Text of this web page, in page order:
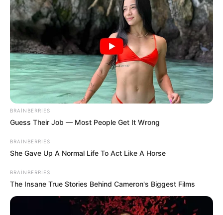
Bizi Facebook-da
izləyin
Bizi Twitter-da
izləyin
Bizə yazın: (+99450) 247 90 86
ƏLAQƏLI MÖVZULAR
"Yer kürəsinin cazibəsi bu tarixdə 7
saniyə yox olacaq"- İddia
06 Avqust 2026, 23:27
BRAINBERRIES
Guess Their Job — Most People Get It Wrong
BRAINBERRIES
She Gave Up A Normal Life To Act Like A Horse
BRAINBERRIES
The Insane True Stories Behind Cameron's Biggest Films